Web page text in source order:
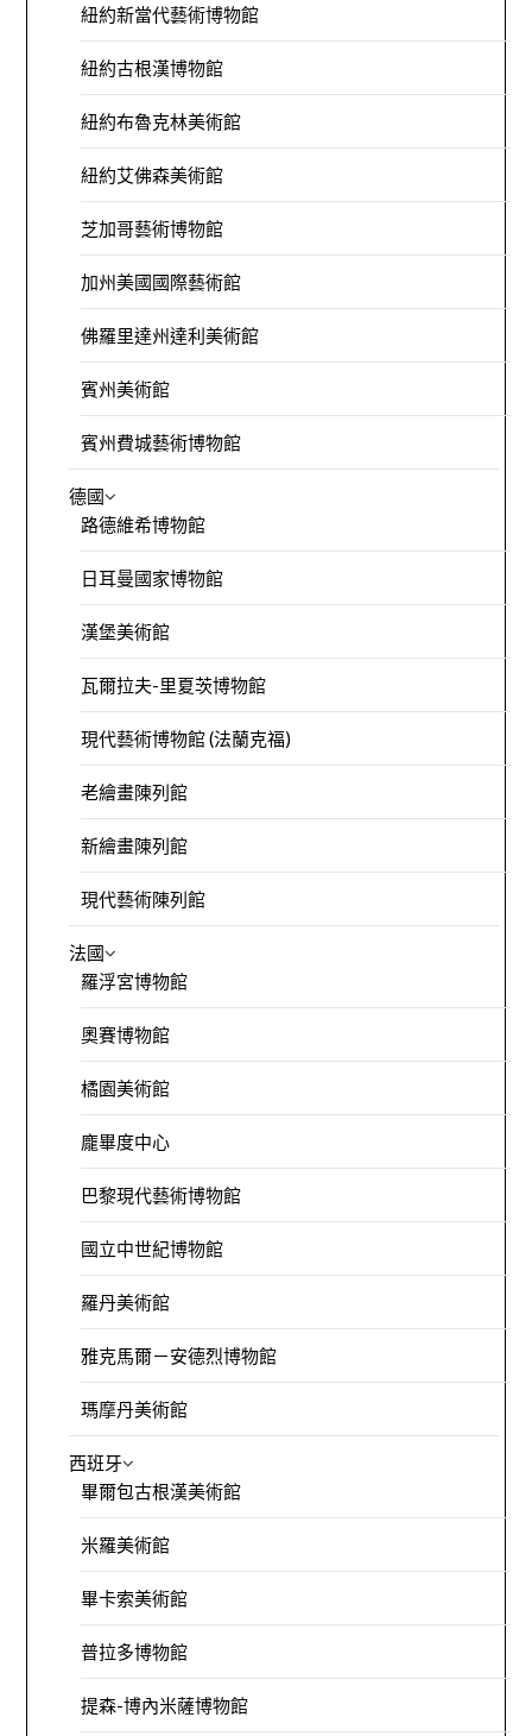
紐約新當代藝術博物館
紐約古根漢博物館
紐約布魯克林美術館
紐約艾佛森美術館
芝加哥藝術博物館
加州美國國際藝術館
佛羅里達州達利美術館
賓州美術館
賓州費城藝術博物館
德國
路德維希博物館
日耳曼國家博物館
漢堡美術館
瓦爾拉夫-里夏茨博物館
現代藝術博物館 (法蘭克福)
老繪畫陳列館
新繪畫陳列館
現代藝術陳列館
法國
羅浮宮博物館
奧賽博物館
橘園美術館
龐畢度中心
巴黎現代藝術博物館
國立中世紀博物館
羅丹美術館
雅克馬爾－安德烈博物館
瑪摩丹美術館
西班牙
畢爾包古根漢美術館
米羅美術館
畢卡索美術館
普拉多博物館
提森-博內米薩博物館